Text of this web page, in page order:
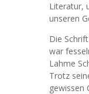
Literatur,
unseren
Die
war
Lahme
Trotz
gewissen